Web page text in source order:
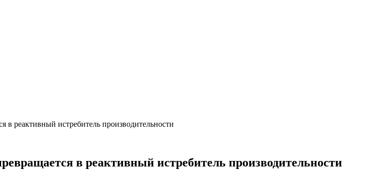
в реактивный истребитель производительности
в реактивный истребитель производительности